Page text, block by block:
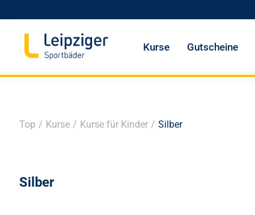
Kurse Gutscheine
Top / Kurse / Kurse für Kinder / Silber
Silber